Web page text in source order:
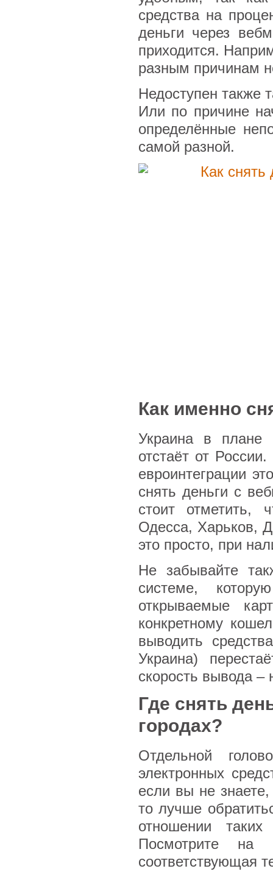
средства на
деньги через
приходится.
разным причинам
Недоступен также
Или по причине
определённые
самой разной.
Как именно
Украина в плане
отстаёт от
евроинтеграции
снять деньги с
стоит отметить,
Одесса, Харьков,
это просто, при
Не забывайте
системе,
открываемые
конкретному
выводить
Украина)
скорость вывода –
Где снять
городах?
Отдельной
электронных
если вы не
то лучше
отношении
Посмотрите на
соответствующая